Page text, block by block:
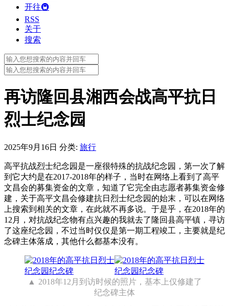
开往🚇
RSS
关于
搜索
Search
for:
Search
for:
再访隆回县湘西会战高平抗日
烈士纪念园
2025年9月16日 分类: 旅行
高平抗战烈士纪念园是一座很特殊的抗战纪念园，第一次了解
到它大约是在2017-2018年的样子，当时在网络上看到了高平
文昌会的募集资金的文章，知道了它完全由志愿者募集资金修
建，关于高平文昌会修建抗日烈士纪念园的始末，可以在网络
上搜索到相关的文章，在此就不再多说。于是乎，在2018年的
12月，对抗战纪念物有点兴趣的我就去了隆回县高平镇，寻访
了这座纪念园，不过当时仅仅是第一期工程竣工，主要就是纪
念碑主体落成，其他什么都基本没有。
2018年12月到访时候的照片，基本上仅修建了
纪念碑主体